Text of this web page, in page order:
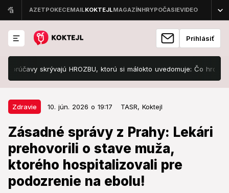
Prihlásiť
skrývajú HROZBU, ktorú si málokto uvedomuje: Čo hrozí
Zdravie 10. jún. 2026 o 19:17 TASR, Koktejl
Zásadné správy z Prahy: Lekári
prehovorili o stave muža,
ktorého hospitalizovali pre
podozrenie na ebolu!
Zdravie 10. jún. 2026 o 19:17
Zásadné správy z Prahy: Lekári
prehovorili o stave muža, ktorého
hospitalizovali pre podozrenie na
ebolu!